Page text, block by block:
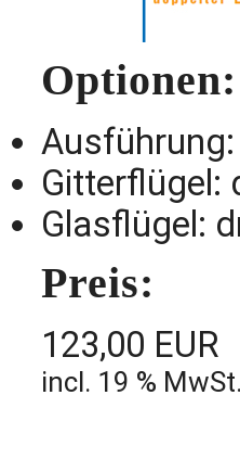
Optionen:
Gitterflügel:
Glasflügel:
Preis:
123,00 EUR
incl. 19 %